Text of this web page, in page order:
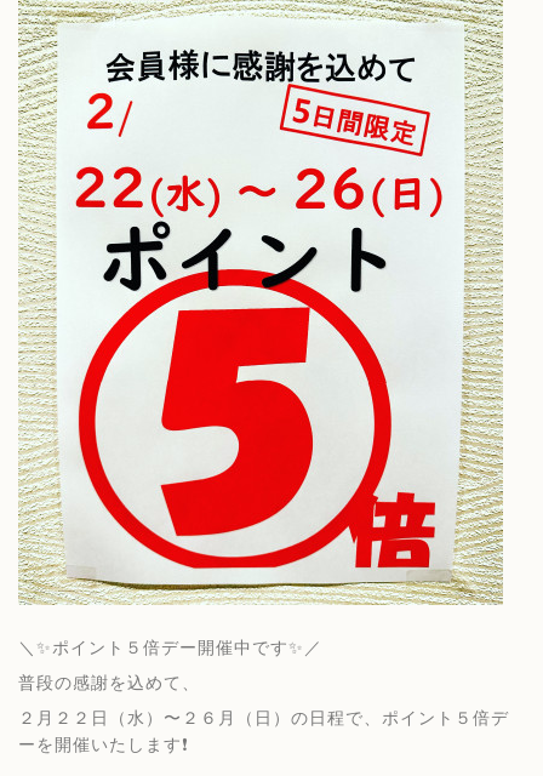
＼✨ポイント５倍デー開催中です✨／
普段の感謝を込めて、
２月２２日（水）〜２６月（日）の日程で、ポイント５倍デ
ーを開催いたします❗️